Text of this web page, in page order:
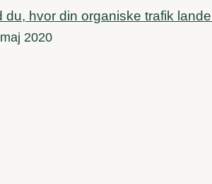
du, hvor din organiske trafik
2020